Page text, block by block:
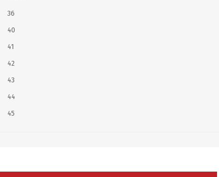
36
40
41
42
43
44
45